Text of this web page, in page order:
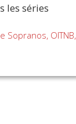
les séries
Sopranos, OITNB,